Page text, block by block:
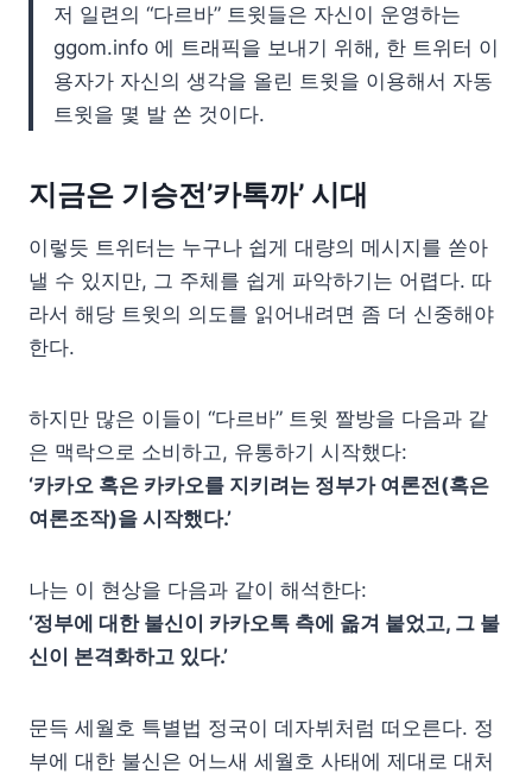
저 일련의 “다르바” 트윗들은 자신이 운영하는
ggom.info 에 트래픽을 보내기 위해, 한 트위터 이
용자가 자신의 생각을 올린 트윗을 이용해서 자동
트윗을 몇 발 쏜 것이다.
지금은 기승전’카톡까’ 시대
이렇듯 트위터는 누구나 쉽게 대량의 메시지를 쏟아
낼 수 있지만, 그 주체를 쉽게 파악하기는 어렵다. 따
라서 해당 트윗의 의도를 읽어내려면 좀 더 신중해야
한다.
하지만 많은 이들이 “다르바” 트윗 짤방을 다음과 같
은 맥락으로 소비하고, 유통하기 시작했다:
‘카카오 혹은 카카오를 지키려는 정부가 여론전(혹은
여론조작)을 시작했다.’
나는 이 현상을 다음과 같이 해석한다:
‘정부에 대한 불신이 카카오톡 측에 옮겨 붙었고, 그 불
신이 본격화하고 있다.’
문득 세월호 특별법 정국이 데자뷔처럼 떠오른다. 정
부에 대한 불신은 어느새 세월호 사태에 제대로 대처